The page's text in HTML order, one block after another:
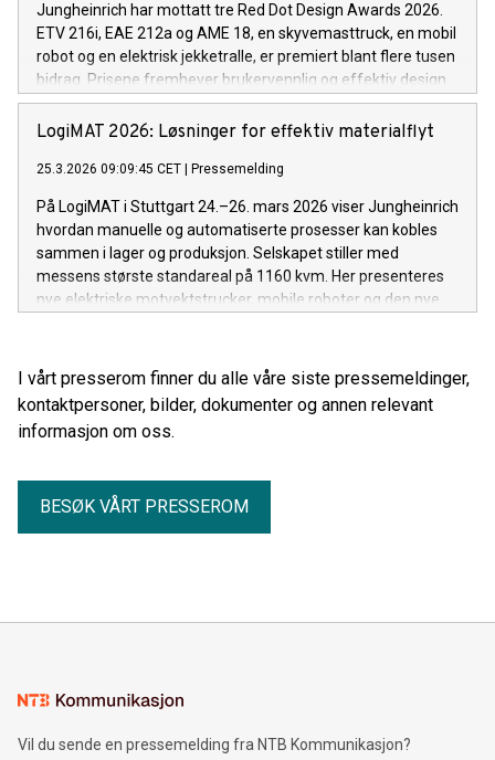
Jungheinrich har mottatt tre Red Dot Design Awards 2026.
ETV 216i, EAE 212a og AME 18, en skyvemasttruck, en mobil
robot og en elektrisk jekketralle, er premiert blant flere tusen
bidrag. Prisene fremhever brukervennlig og effektiv design
for materialhåndtering i lager og internlogistikk.
LogiMAT 2026: Løsninger for effektiv materialflyt
25.3.2026 09:09:45 CET Pressemelding
På LogiMAT i Stuttgart 24.–26. mars 2026 viser Jungheinrich
hvordan manuelle og automatiserte prosesser kan kobles
sammen i lager og produksjon. Selskapet stiller med
messens største standareal på 1160 kvm. Her presenteres
nye elektriske motvektstrucker, mobile roboter og den nye
I vårt presserom finner du alle våre siste pressemeldinger,
kontaktpersoner, bilder, dokumenter og annen relevant
informasjon om oss.
BESØK VÅRT PRESSEROM
Vil du sende en pressemelding fra NTB Kommunikasjon?